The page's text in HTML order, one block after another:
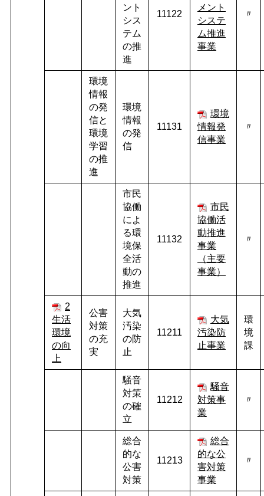
ント
シス
テム
の推
進
11122
メント
システ
ム推進
事業
〃
環境
情報
の発
信と
環境
学習
の推
進
環境
情報
の発
信
11131
環境
情報発
信事業
〃
市民
協働
によ
る環
境保
全活
動の
推進
11132
市民
協働活
動推進
事業
（主要
事業）
〃
2
生活
環境
の向
上
公害
対策
の充
実
大気
汚染
の防
止
11211
大気
汚染防
止事業
環
境
課
騒音
対策
の確
立
11212
騒音
対策事
業
〃
総合
的な
公害
対策
11213
総合
的な公
害対策
事業
〃